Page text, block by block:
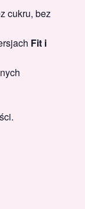
cukru, bez
Fit i